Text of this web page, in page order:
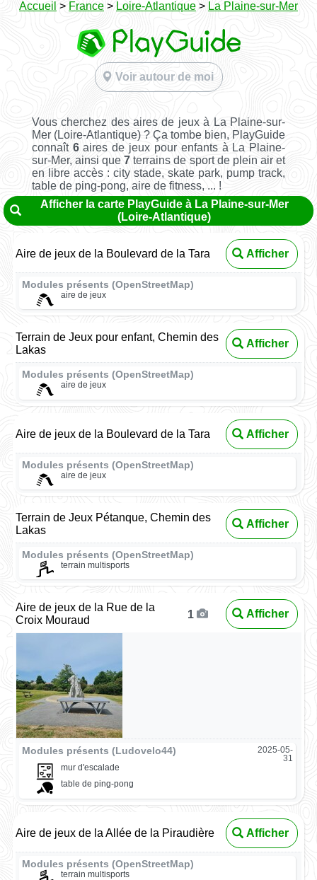
Accueil > France > Loire-Atlantique > La Plaine-sur-Mer
Voir autour de moi
Vous cherchez des aires de jeux à La Plaine-sur-
Mer (Loire-Atlantique) ? Ça tombe bien, PlayGuide
connaît 6aires de jeux pour enfants à La Plaine-
sur-Mer, ainsi que7 terrains de sport de plein air et
en libre accès : city stade, skate park, pump track,
table de ping-pong, aire de fitness, ... !
Afficher la carte PlayGuide à La Plaine-sur-Mer
(Loire-Atlantique)
Aire de jeux de la Boulevard de la Tara Afficher
Modules présents (OpenStreetMap)
aire de jeux
Terrain de Jeux pour enfant, Chemin des
Lakas
Afficher
Modules présents (OpenStreetMap)
aire de jeux
Aire de jeux de la Boulevard de la Tara Afficher
Modules présents (OpenStreetMap)
aire de jeux
Terrain de Jeux Pétanque, Chemin des
Lakas
Afficher
Modules présents (OpenStreetMap)
terrain multisports
Aire de jeux de la Rue de la
Croix Mouraud
1 Afficher
Modules présents (Ludovelo44)
2025-05-
31
mur d'escalade
table de ping-pong
Aire de jeux de la Allée de la Piraudière Afficher
Modules présents (OpenStreetMap)
terrain multisports